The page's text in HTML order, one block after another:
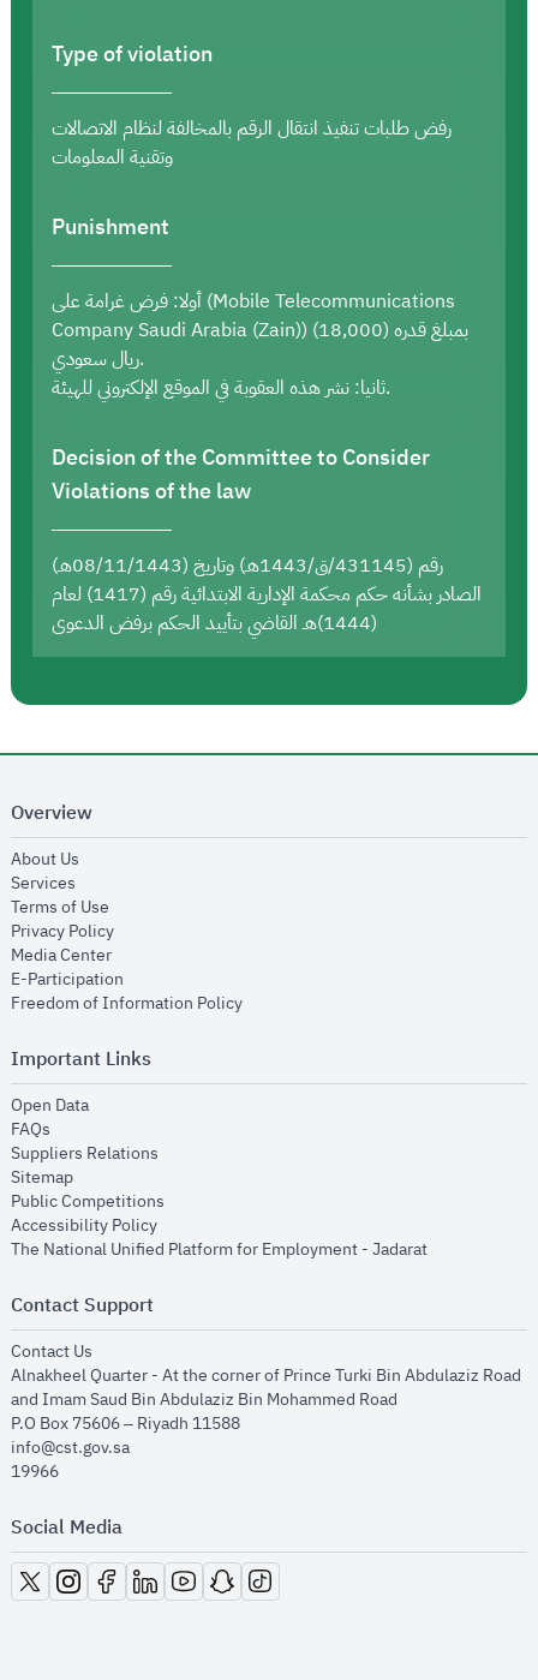
Type of violation
رفض طلبات تنفيذ انتقال الرقم بالمخالفة لنظام الاتصالات
وتقنية المعلومات
Punishment
أولا: فرض غرامة على (Mobile Telecommunications
Company Saudi Arabia (Zain)) بمبلغ قدره (18,000)
ريال سعودي.
ثانيا: نشر هذه العقوبة في الموقع الإلكتروني للهيئة.
Decision of the Committee to Consider
Violations of the law
رقم (431145/ق/1443هـ) وتاريخ (08/11/1443هـ)
الصادر بشأنه حكم محكمة الإدارية الابتدائية رقم (1417) لعام
(1444)هـ القاضي بتأييد الحكم برفض الدعوى
Overview
About Us
Services
Terms of Use
Privacy Policyopens in new window
Media Centeropens in new window
E-Participation
Freedom of Information Policyopens in new window
Important Links
Open Dataopens in new window
FAQs
Suppliers Relations
Sitemapopens in new window
Public Competitions
Accessibility Policyopens in new window
The National Unified Platform for Employment - Jadaratopens in new
Contact Support
Contact Us
Alnakheel Quarter - At the corner of Prince Turki Bin Abdulaziz Road
and Imam Saud Bin Abdulaziz Bin Mohammed Road​
P.O Box 75606 – Riyadh 11588
info@cst.gov.sa
19966
Social Media
opens in new window
opens in new window
opens in new window
opens in new window
opens in new window
opens in new window
opens in new window